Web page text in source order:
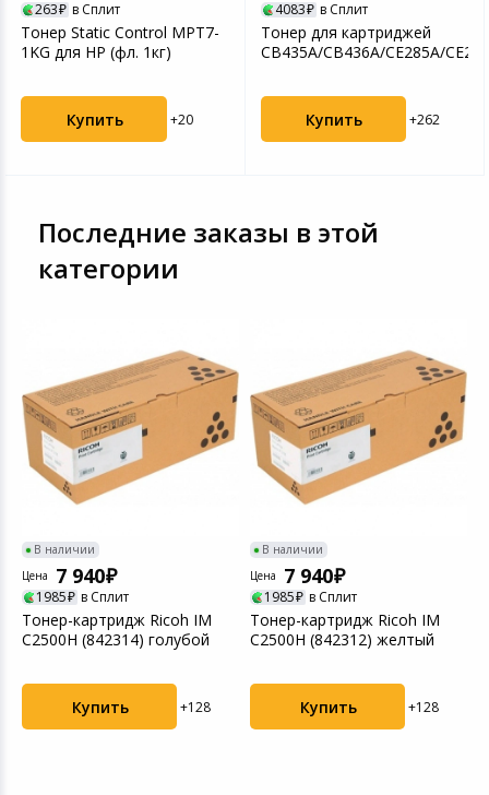
263 в Сплит
Тонер Static Control MPT7-
1KG для HP (фл. 1кг)
Купить +20
4083 в Сплит
Тонер для картриджей
CB435A/CB436A/CE285A/
Купить +262
Последние заказы в этой
категории
В наличии
Цена
7 940
1985 в Сплит
Тонер-картридж Ricoh IM
C2500H (842314) голубой
Купить +128
В наличии
Цена
7 940
1985 в Сплит
Тонер-картридж Ricoh IM
C2500H (842312) желтый
Купить +128